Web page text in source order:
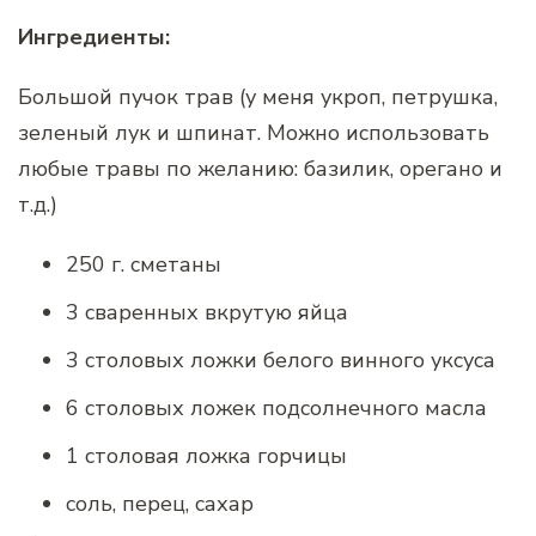
Ингредиенты:
Большой пучок трав (у меня укроп, петрушка,
зеленый лук и шпинат. Можно использовать
любые травы по желанию: базилик, орегано и
т.д.)
250 г. сметаны
3 сваренных вкрутую яйца
3 столовых ложки белого винного уксуса
6 столовых ложек подсолнечного масла
1 столовая ложка горчицы
соль, перец, сахар